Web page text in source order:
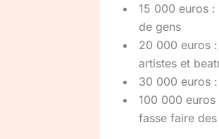
15 000 euros
de gens
20 000 euros
artistes et
30 000 euros
100 000 euros
fasse faire